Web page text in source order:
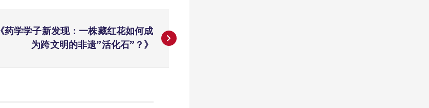
《药学学子新发现：一株藏红花如何成
为跨文明的非遗”活化石”？》